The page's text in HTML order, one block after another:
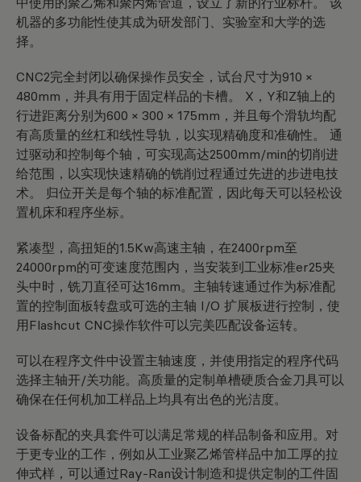
机器的多功能性使其成为研发部门、实验室和大学的选
择。
CNC2完全封闭以确保操作员安全，试台尺寸为910 ×
480mm，并具有用于固定样品的卡槽。 X，Y和Z轴上的
行进距离分别为600 × 300 × 175mm，并且每个滑轨均配
有高质量的丝杠和线性导轨，以实现精确度和准确性。 通
过驱动和控制每个轴，可实现高达2500mm/min的切削进
给范围，以实现快速精确的铣削过程通过先进的步进电技
术。 归位开关是每个轴的标准配置，因此每天可以轻松设
置机床和程序坐标。
紧凑型，高扭矩的1.5Kw高速主轴，在2400rpm至
24000rpm的可变速度范围内，当安装到工业标准er25夹
头中时，铣刀直径可达16mm。主轴转速通过作为标准配
置的控制面板转盘或可选的主轴 I/O 扩展板进行控制，使
用Flashcut CNC操作软件可以完美匹配设备运转。
可以在程序文件中设置主轴速度，并使用指定的程序代码
选择主轴开/关功能。高质量的定制单槽硬质合金刀具可以
确保在任何机加工样品上均具有出色的光洁度。
设备标配的夹具套件可以满足常规的样品制备和应用。对
于更专业的工作，例如从工业聚乙烯管样品中加工厚的拉
伸式样，可以通过Ray-Ran设计制造和提供定制的工件固